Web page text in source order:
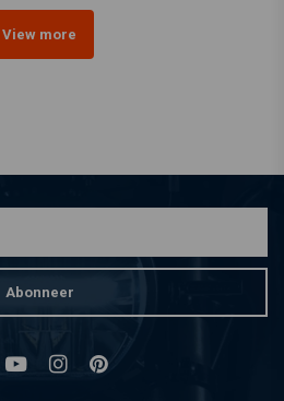
View more
Abonneer